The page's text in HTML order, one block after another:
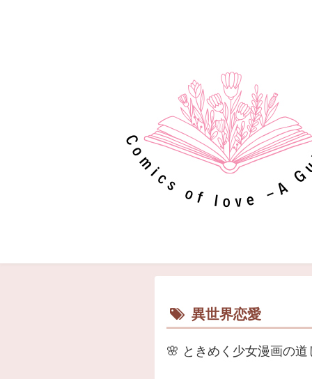
異世界恋愛
🌸 ときめく少女漫画の道